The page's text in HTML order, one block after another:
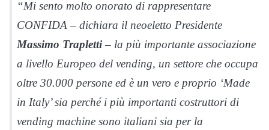
“Mi sento molto onorato di rappresentare
CONFIDA – dichiara il neoeletto Presidente
Massimo Trapletti– la più importante associazione
a livello Europeo del vending, un settore che occupa
oltre 30.000 persone ed è un vero e proprio ‘Made
in Italy’ sia perché i più importanti costruttori di
vending machine sono italiani sia per la